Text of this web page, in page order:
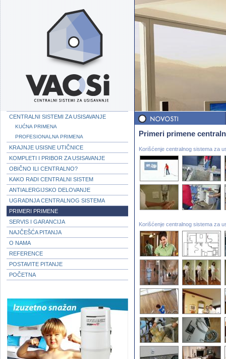
Primeri primene
Korišćenje centralnog sistema za
Korišćenje centralnog sistema za
CENTRALNI SISTEMI ZA USISAVANJE
KUĆNA PRIMENA
PROFESIONALNA PRIMENA
KRAJNJE USISNE UTIČNICE
KOMPLETI I PRIBOR ZA USISAVANJE
OBIČNO ILI CENTRALNO?
KAKO RADI CENTRALNI SISTEM
ANTIALERGIJSKO DELOVANJE
UGRADNJA CENTRALNOG SISTEMA
PRIMERI PRIMENE
SERVIS I GARANCIJA
NAJČEŠĆA PITANJA
O NAMA
REFERENCE
POSTAVITE PITANJE
POČETNA